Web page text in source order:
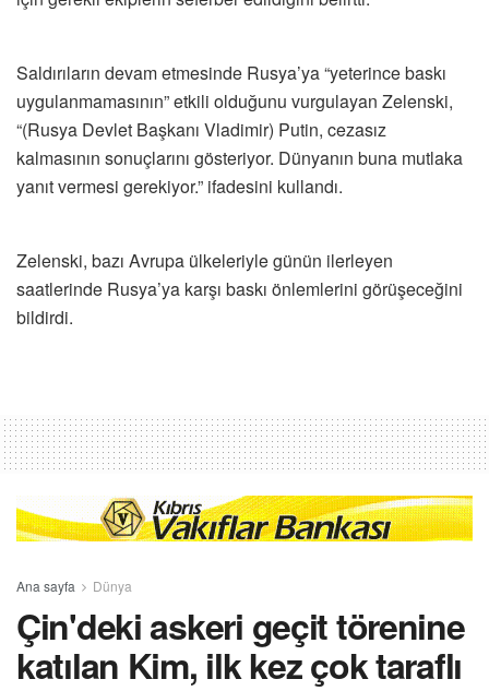
Saldırıların devam etmesinde Rusya’ya “yeterince baskı
uygulanmamasının” etkili olduğunu vurgulayan Zelenski,
“(Rusya Devlet Başkanı Vladimir) Putin, cezasız
kalmasının sonuçlarını gösteriyor. Dünyanın buna mutlaka
yanıt vermesi gerekiyor.” ifadesini kullandı.
Zelenski, bazı Avrupa ülkeleriyle günün ilerleyen
saatlerinde Rusya’ya karşı baskı önlemlerini görüşeceğini
bildirdi.
Ana sayfa Dünya
Çin'deki askeri geçit törenine
katılan Kim, ilk kez çok taraflı